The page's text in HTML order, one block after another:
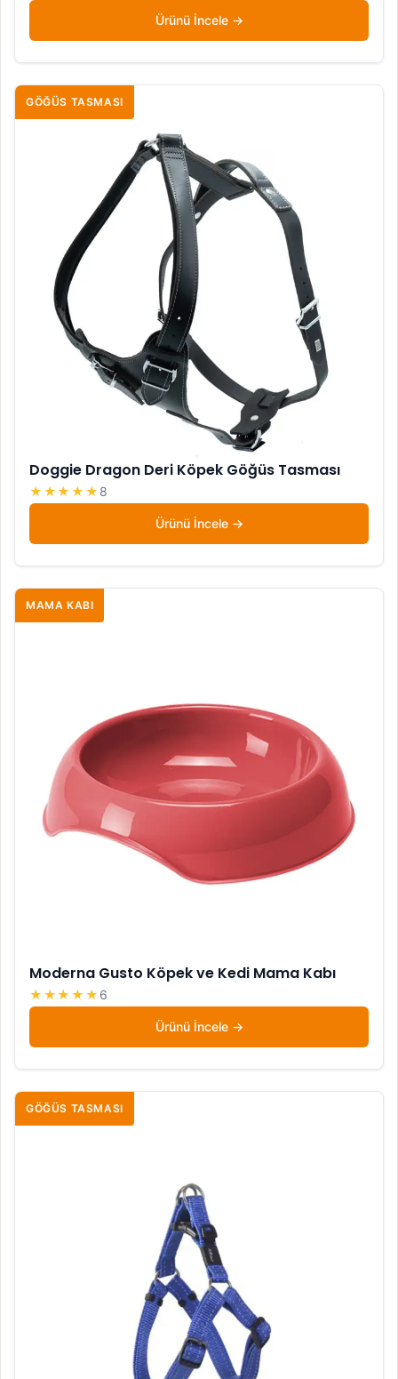
Ürünü İncele
GÖĞÜS TASMASI
Doggie Dragon Deri Köpek Göğüs Tasması
★★★★★ 8
Ürünü İncele
MAMA KABI
Moderna Gusto Köpek ve Kedi Mama Kabı
★★★★★ 6
Ürünü İncele
GÖĞÜS TASMASI